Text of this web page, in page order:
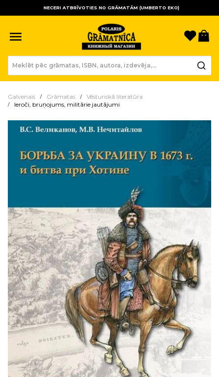
NECERI ATBRĪVOTIES NO GRĀMATĀM (UMBERTO EKO)
Galvenais Grāmatas
Vēsturiskā literatūra
Ieroči, bruņojums, militārie jautājumi